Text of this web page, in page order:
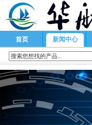
首页 新闻中心